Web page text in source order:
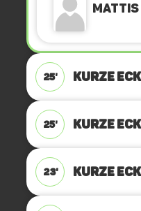
Mattis
25' KURZE
25' KURZE
23' KURZE